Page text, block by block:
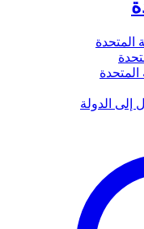
المتحدة
المتحدة
إلى الدولة